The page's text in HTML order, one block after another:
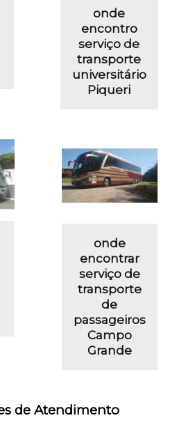
onde
encontro
serviço de
transporte
universitário
Piqueri
onde
encontrar
serviço de
transporte
de
passageiros
Campo
Grande
de Atendimento